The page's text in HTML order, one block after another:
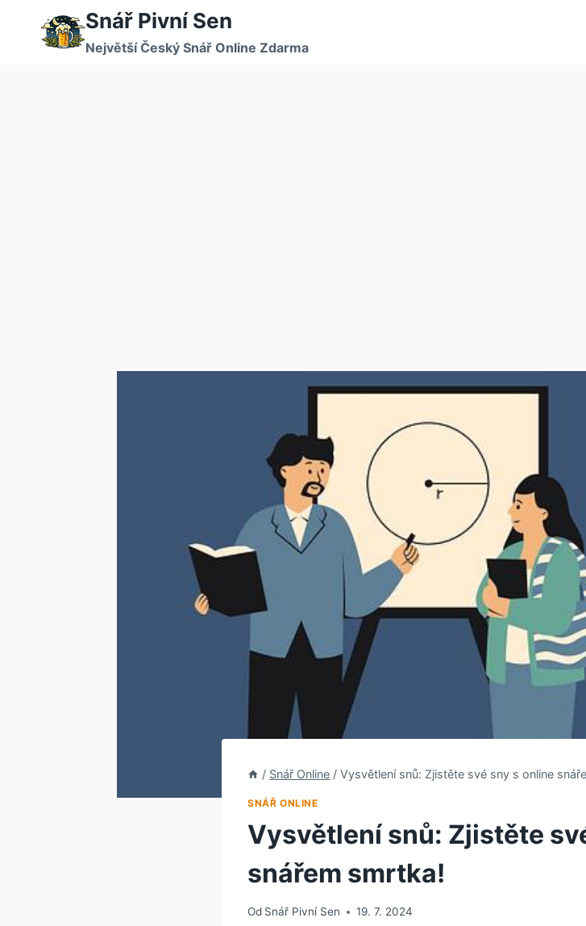
Snář Pivní Sen
Největší Český Snář Online Zdarma
/ Snář Online / Vysvětlení snů: Zjistěte své sny s online
SNÁŘ ONLINE
Vysvětlení snů: Zjistěte
snářem smrtka!
Od Snář Pivní Sen 19. 7. 2024